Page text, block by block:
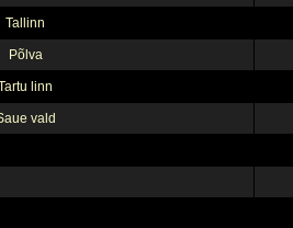
Tallinn
Põlva
linn
vald